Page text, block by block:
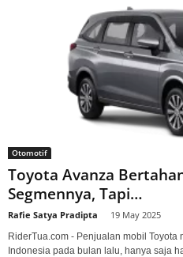
Otomotif
Toyota Avanza
Segmennya, Tapi…
Rafie Satya Pradipta 19 May 2025
RiderTua.com - Penjualan mobil Toyota
Indonesia pada bulan lalu, hanya saja